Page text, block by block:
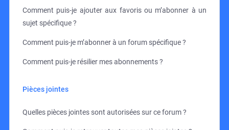
Comment puis-je ajouter aux favoris ou m’abonner à un
sujet spécifique ?
Comment puis-je m’abonner à un forum spécifique ?
Comment puis-je résilier mes abonnements ?
Pièces jointes
Quelles pièces jointes sont autorisées sur ce forum ?